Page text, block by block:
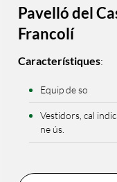
Pavelló del
Francolí
Característiques:
Equip de so
Vestidors, cal
ne ús.